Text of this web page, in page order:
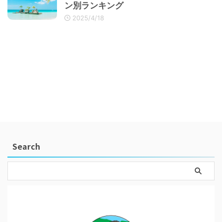
ン別ランキング
2025/4/18
Search